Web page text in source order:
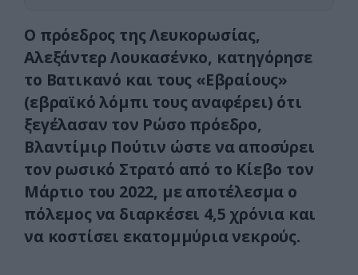
Ο πρόεδρος της Λευκορωσίας,
Αλεξάντερ Λουκασένκο, κατηγόρησε
το Βατικανό και τους «Εβραίους»
(εβραϊκό λόμπι τους αναφέρει) ότι
ξεγέλασαν τον Ρώσο πρόεδρο,
Βλαντίμιρ Πούτιν ώστε να αποσύρει
τον ρωσικό Στρατό από το Κίεβο τον
Μάρτιο του 2022, με αποτέλεσμα ο
πόλεμος να διαρκέσει 4,5 χρόνια και
να κοστίσει εκατομμύρια νεκρούς.